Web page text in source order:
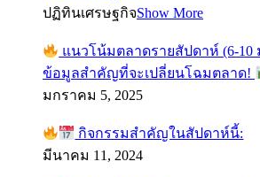
ปฏิทินเศรษฐกิจShow More
แนวโน้มตลาดรายสัปดาห์ (6-10
ข้อมูลสำคัญที่จะเปลี่ยนโฉมตลาด!
มกราคม 5, 2025
กิจกรรมสำคัญในสัปดาห์นี้:
มีนาคม 11, 2024